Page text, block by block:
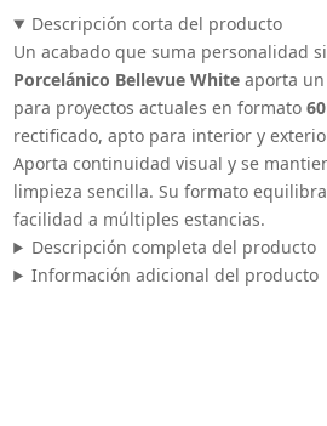
Descripción corta del producto
Un acabado que suma personalidad
Porcelánico Bellevue White aporta
para proyectos actuales en formato
rectificado, apto para interior y
Aporta continuidad visual y se
limpieza sencilla. Su formato
facilidad a múltiples estancias.
Descripción completa del producto
Información adicional del producto